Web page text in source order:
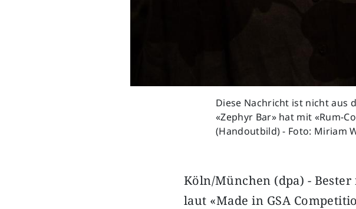
Diese Nachricht ist nicht aus
«Zephyr Bar» hat mit «Rum-
(Handoutbild) - Foto: Miriam
Köln/München (dpa) -
laut «Made in GSA